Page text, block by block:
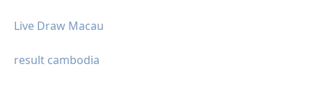
Live Draw Macau
result cambodia